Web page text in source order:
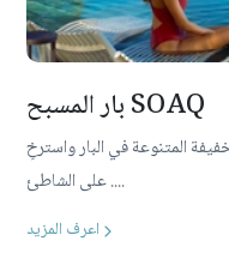
بار المسبح SOAQ
المتنوعة في البار واسترخِ
على الشاطئ....
اعرف المزيد